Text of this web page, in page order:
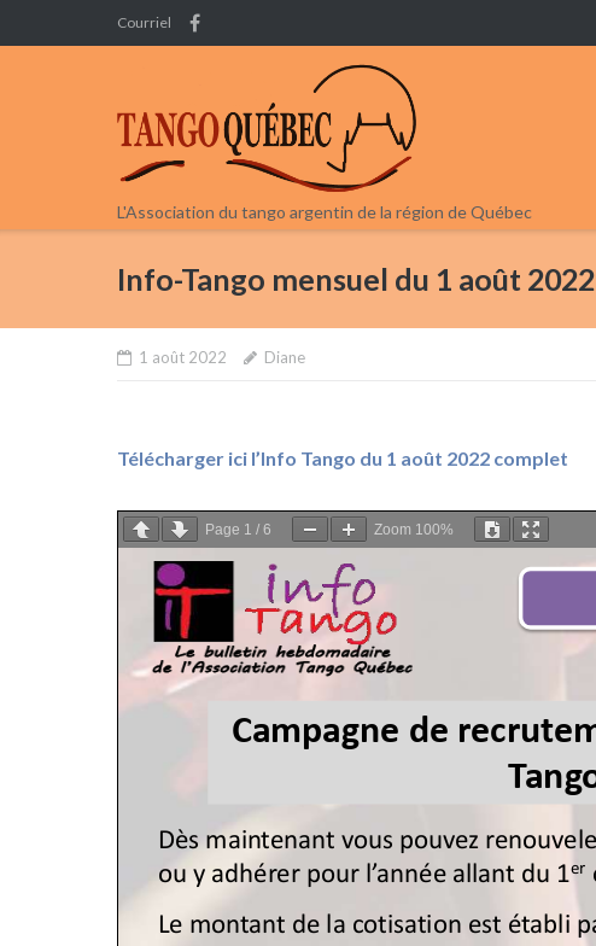
to
Courriel
L'Association du tango argentin de la région de Québec
Info-Tango mensuel du 1 août 2022
1 août 2022 Diane
Télécharger ici l’Info Tango du 1 août 2022 complet
Page 1 / 6 Zoom 100%